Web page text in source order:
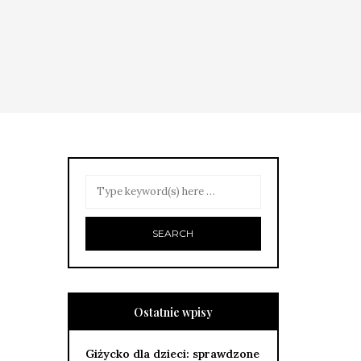
Ostatnie wpisy
Giżycko dla dzieci: sprawdzone